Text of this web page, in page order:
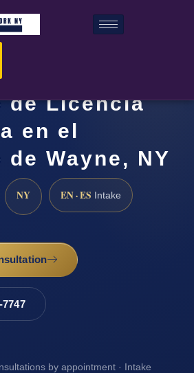
de Licencia
en el
de Wayne, NY
NY EN · ES Intake
7747
by appointment · Intake